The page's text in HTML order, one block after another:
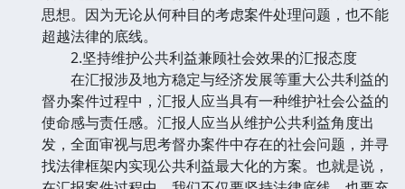
思想。因为无论从何种目的考虑案件处理问题，也不能
超越法律的底线。
2.坚持维护公共利益兼顾社会效果的汇报态度
在汇报涉及地方稳定与经济发展等重大公共利益的
督办案件过程中，汇报人应当具有一种维护社会公益的
使命感与责任感。汇报人应当从维护公共利益角度出
发，全面审视与思考督办案件中存在的社会问题，并寻
找法律框架内实现公共利益最大化的方案。也就是说，